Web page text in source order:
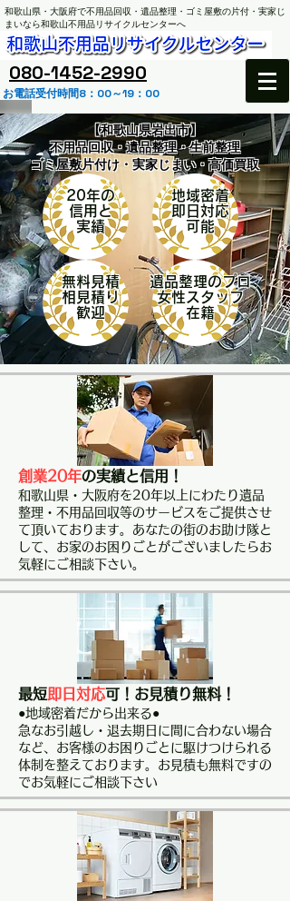
和歌山県・大阪府で不用品回収・遺品整理・ゴミ屋敷の片付・実家じ
まいなら和歌山不用品リサイクルセンターへ
​080-1452-2990
お電話受付時間8：00～19：00
【和歌山県岩出市】
不用品回収・遺品整理・生前整理
ゴミ屋敷片付け・実家じまい・高価買取
20年の
​信用と
実績
無料見積
相見積り
歓迎
地域密着
​即日対応
​可能
遺品整理のプロ
女性スタッフ
​在籍
創業20年の実績と信用！
和歌山県・ 大阪府を20年以上にわたり遺品
整理・不用品回収等のサービスをご提供させ
て頂いております。あなたの街のお助け隊と
して、お家のお困りごとがございましたらお
気軽にご相談下さい。
最短 即日対応可！お見積り無料！
●地域密着だから出来る●
急なお引越し・退去期日に間に合わない場合
など、お客様のお困りごとに駆けつけられる
体制を整えております。 ​お見積も無料ですの
でお気軽にご相談下さい